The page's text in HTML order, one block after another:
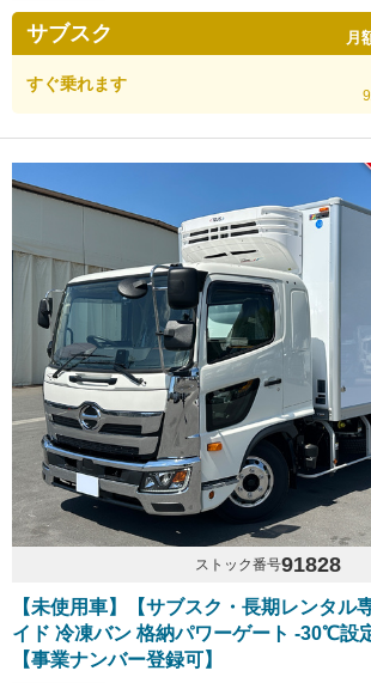
サブスク 月
すぐ乗れます
ストック番号91828
【未使用車】【サブスク・長期レンタ
イド 冷凍バン 格納パワーゲート -30℃設
【事業ナンバー登録可】